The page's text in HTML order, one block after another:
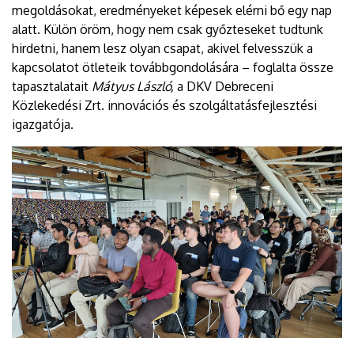
megoldásokat, eredményeket képesek elérni bő egy nap
alatt. Külön öröm, hogy nem csak győzteseket tudtunk
hirdetni, hanem lesz olyan csapat, akivel felvesszük a
kapcsolatot ötleteik továbbgondolására – foglalta össze
tapasztalatait Mátyus László, a DKV Debreceni
Közlekedési Zrt. innovációs és szolgáltatásfejlesztési
igazgatója.